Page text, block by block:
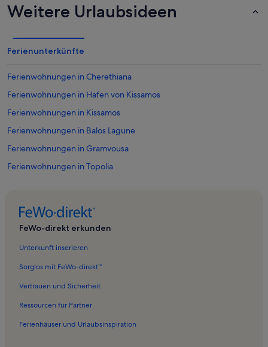
Weitere Urlaubsideen
Ferienunterkünfte
Ferienwohnungen in Cherethiana
Ferienwohnungen in Hafen von Kissamos
Ferienwohnungen in Kissamos
Ferienwohnungen in Balos Lagune
Ferienwohnungen in Gramvousa
Ferienwohnungen in Topolia
Ferienwohnungen in Viglia
Ferienwohnungen in Phalasarna
Ferienwohnungen in Karefilianá
Ferienwohnungen in Trachilos Strand
Ferienwohnungen in Tsourouniana
FeWo-direkt erkunden
Unterkunft inserieren
Sorglos mit FeWo-direkt™
Vertrauen und Sicherheit
Ressourcen für Partner
Ferienhäuser und Urlaubsinspiration